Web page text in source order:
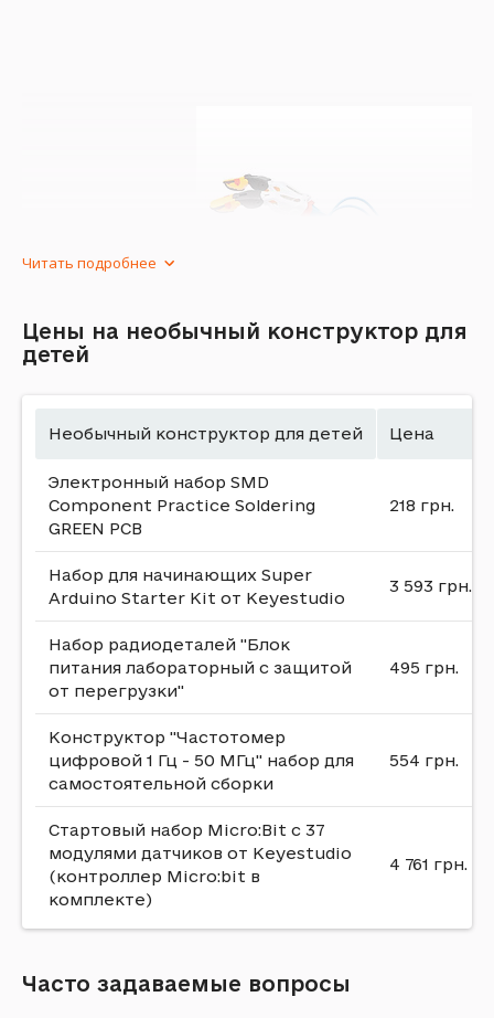
Необычный конструктор для
детей
Необычные детские конструкторы представляют
собой современные игрушки, которые сложно
отыскать в обычном отделе детского магазина. А
ассортиментенашего онлайн магазина Vseplus
вы сможете купить бюджетно по цене
оригинальные конструкции для малышей любого
возраста и увлечений.
Как выбирать необычный
конструктор для детей
Под термином «необычный конструктор»
модель, которая разительно отличается по своей
форме, материалам и тематике от
общепринятых. Здесь не будет динозавров или
домиков – только современные варианты
техники, её компонентов, химические и
Читать подробнее
Цены на необычный конструктор для
детей
Необычный конструктор для детей Цена
Электронный набор SMD
Component Practice Soldering
GREEN PCB
218 грн.
Набор для начинающих Super
Arduino Starter Kit от Keyestudio
3 593 грн.
Набор радиодеталей "Блок
питания лабораторный с защитой
от перегрузки"
495 грн.
Конструктор "Частотомер
цифровой 1 Гц - 50 МГц" набор для
самостоятельной сборки
554 грн.
Стартовый набор Micro:Bit с 37
модулями датчиков от Keyestudio
(контроллер Micro:bit в
комплекте)
4 761 грн.
Часто задаваемые вопросы